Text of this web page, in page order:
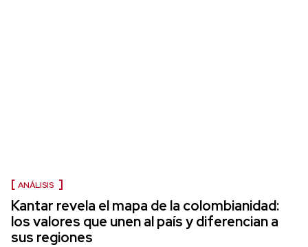
ANÁLISIS
Kantar revela el mapa de la colombianidad:
los valores que unen al país y diferencian a
sus regiones